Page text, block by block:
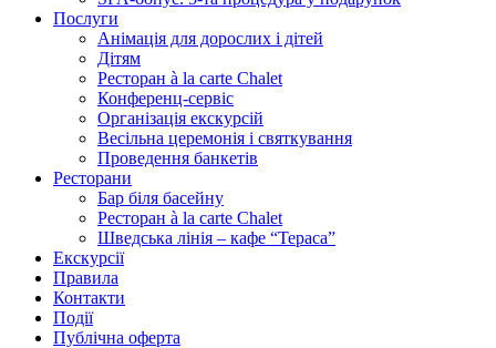
Послуги
Анімація для дорослих і дітей
Дітям
Ресторан à la carte Chalet
Конференц-сервіс
Організація екскурсій
Весільна церемонія і святкування
Проведення банкетів
Ресторани
Бар біля басейну
Ресторан à la carte Chalet
Шведська лінія – кафе “Тераса”
Екскурсії
Правила
Контакти
Події
Публічна оферта